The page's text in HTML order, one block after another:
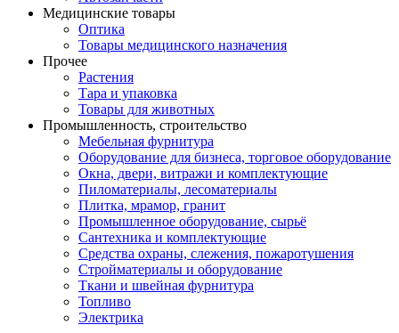
Медицинские товары
Оптика
Товары медицинского назначения
Прочее
Растения
Тара и упаковка
Товары для животных
Промышленность, строительство
Мебельная фурнитура
Оборудование для бизнеса, торговое оборудование
Окна, двери, витражи и комплектующие
Пиломатериалы, лесоматериалы
Плитка, мрамор, гранит
Промышленное оборудование, сырьё
Сантехника и комплектующие
Средства охраны, слежения, пожаротушения
Стройматериалы и оборудование
Ткани и швейная фурнитура
Топливо
Электрика